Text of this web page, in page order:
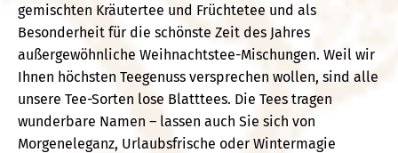
gemischten Kräutertee und Früchtetee und als
Besonderheit für die schönste Zeit des Jahres
außergewöhnliche Weihnachtstee-Mischungen. Weil wir
Ihnen höchsten Teegenuss versprechen wollen, sind alle
unsere Tee-Sorten lose Blatttees. Die Tees tragen
wunderbare Namen – lassen auch Sie sich von
Morgeneleganz, Urlaubsfrische oder Wintermagie